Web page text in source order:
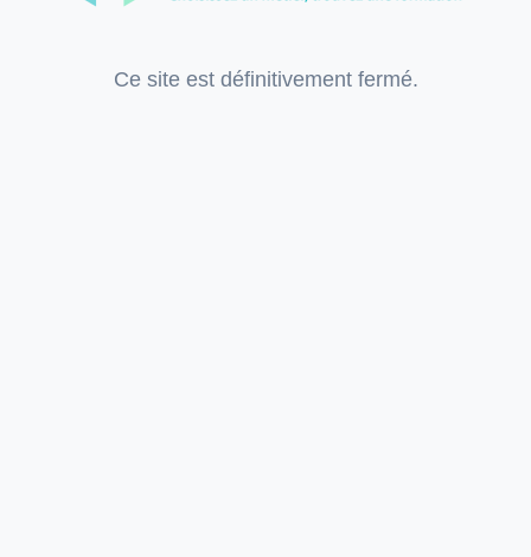
Ce site est définitivement fermé.